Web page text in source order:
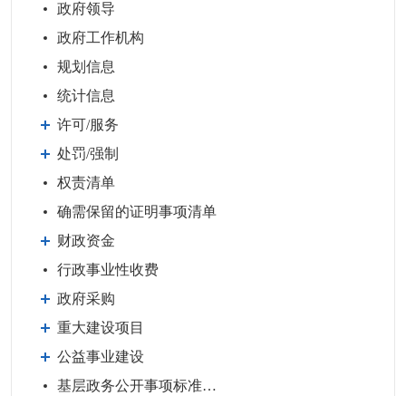
政府领导
政府工作机构
规划信息
统计信息
许可/服务
处罚/强制
权责清单
确需保留的证明事项清单
财政资金
行政事业性收费
政府采购
重大建设项目
公益事业建设
基层政务公开事项标准目录